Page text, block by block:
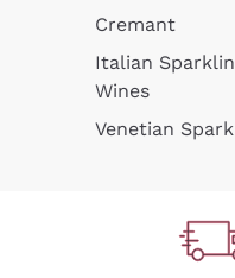
Cremant
Italian
Wines
Venetian